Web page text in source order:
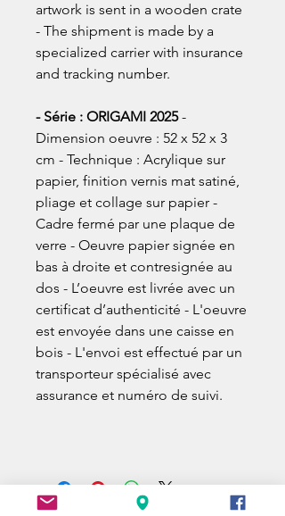
artwork is sent in a wooden crate
- The shipment is made by a
specialized carrier with insurance
and tracking number.
- Série : ORIGAMI 2025-
Dimension oeuvre : 52 x 52 x 3
cm - Technique : Acrylique sur
papier, finition vernis mat satiné,
pliage et collage sur papier -
Cadre fermé par une plaque de
verre - Oeuvre papier signée en
bas à droite et contresignée au
dos - L’oeuvre est livrée avec un
certificat d’authenticité - L'oeuvre
est envoyée dans une caisse en
bois - L'envoi est effectué par un
transporteur spécialisé avec
assurance et numéro de suivi.